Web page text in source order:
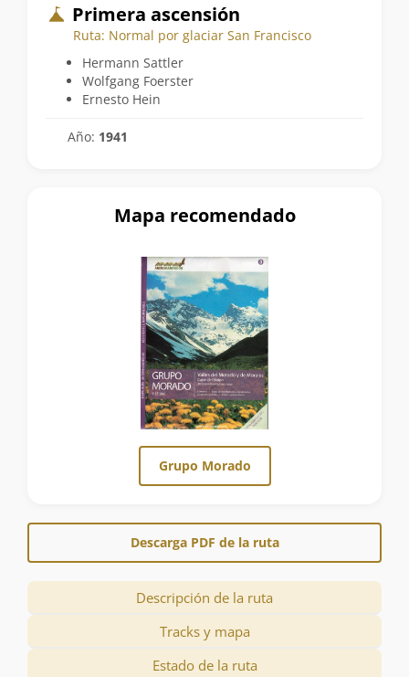
Primera ascensión
Ruta: Normal por glaciar San Francisco
Hermann Sattler
Wolfgang Foerster
Ernesto Hein
Año: 1941
Mapa recomendado
Grupo Morado
Descarga PDF de la ruta
Descripción de la ruta
Tracks y mapa
Estado de la ruta